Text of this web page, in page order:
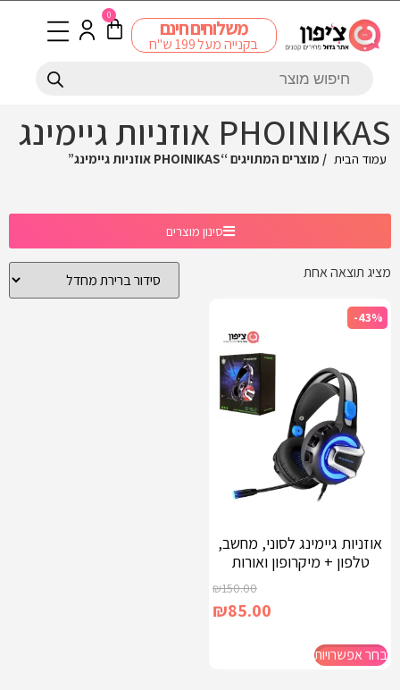
משלוחים חינם
בקנייה מעל 199 ש"ח
0
PHOINIKAS אוזניות גיימינג
עמוד הבית / מוצרים המתויגים “PHOINIKAS אוזניות גיימינג”
סינון מוצרים
מציג תוצאה אחת
-43%
אוזניות גיימינג לסוני, מחשב,
טלפון + מיקרופון ואורות
₪150.00
₪85.00
בחר אפשרויות